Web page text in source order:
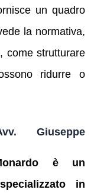
un quadro
la normativa,
come strutturare
ridurre o
Giuseppe
è un
in